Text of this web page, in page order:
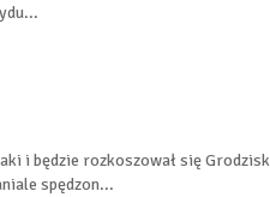
i będzie rozkoszował się Grodzisk
spędzon...